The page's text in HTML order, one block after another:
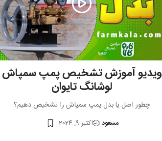
ویدیو آموزش تشخیص پمپ سمپاش
لوشانگ تایوان
چطور اصل یا بدل پمپ سمپاش را تشخیص دهیم؟
مسعود اکتبر 9, 2024